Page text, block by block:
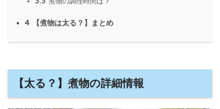
4 【煮物は太る？】まとめ
【太る？】煮物の詳細情報